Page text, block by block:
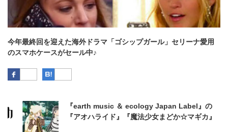
今年最終回を迎えた海外ドラマ「ゴシップガール」セリーナ愛用
のスマホケースがセール中♪
Facebook
『earth music ＆ ecology Japan Label』の
『アオハライド』『魔法少女まどか☆マギカ』